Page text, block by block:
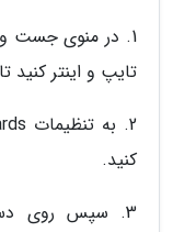
تایپ و اینتر کنید
کنید.
3. سپس روی